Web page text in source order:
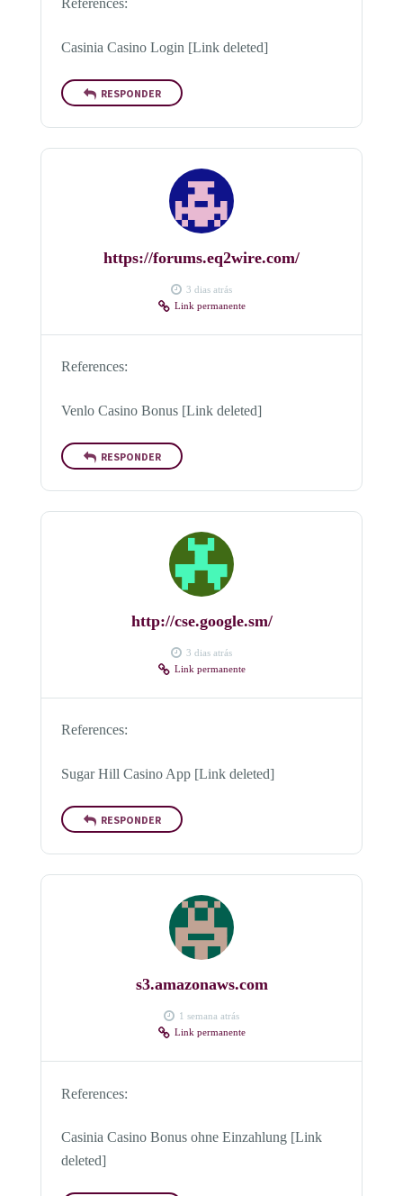
References:
Casinia Casino Login [Link deleted]
RESPONDER
https://forums.eq2wire.com/
3 dias atrás
Link permanente
References:
Venlo Casino Bonus [Link deleted]
RESPONDER
http://cse.google.sm/
3 dias atrás
Link permanente
References:
Sugar Hill Casino App [Link deleted]
RESPONDER
s3.amazonaws.com
1 semana atrás
Link permanente
References:
Casinia Casino Bonus ohne Einzahlung [Link
deleted]